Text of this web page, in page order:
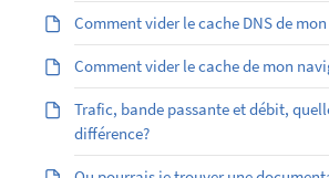
Comment vider le cache DNS de
Comment vider le cache de mon
Trafic, bande passante et débit,
différence?